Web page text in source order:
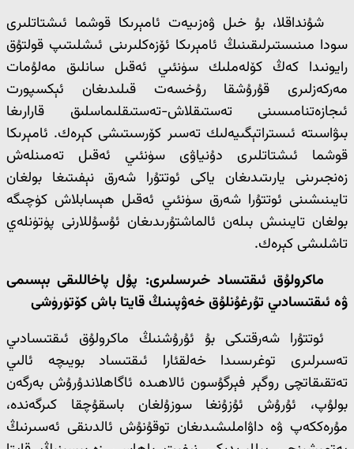
شۇنداقلا، بۇ خىل ۋەزىيەت ئامېرىكا قوشما ئىشتاتلىرى
سودا مىنىستىرلىقىنىڭ ئامېرىكا ئۆزەكلىرىنى ئىشلىتىپ قولتۇق
رايونىدا كەڭ كۆلەملىك سۈنئىي ئەقىل سانلىق مەلۇمات
مەركەزلىرى قۇرۇشقا رۇخسەت قىلىدىغان ئېكسپورت
ئىجازەتنامىسىنى تەستىقلاش-تەستىقلىماسلىق قارارىغا
بىۋاسىتە ئىستراتېگىيەلىك تەسىر كۆرسىتىشى كېرەك. ئامېرىكا
قوشما ئىشتاتلىرى دۇنياۋى سۈنئىي ئەقىل تەمىنلەش
زەنجىرىنى يارىتىدىغان ياكى ئوتتۇرا شەرق نېفىتىغا بولغان
تايىنىشىنى ئوتتۇرا شەرق سۈنئىي ئەقىل ھېسابلاش كۈچىگە
بولغان تايىنىش بىلەن ئالماشتۇرىدىغان ئۇسۇللارنى پۈتۈنلەي
تاشلىشى كېرەك.
ماكرولۇق ئىقتىساد خىرىسلىرى: پۇل پاخاللىقى بېسىمى
ۋە ئىقتىسادىي تۇرغۇنلۇق خەۋپىنىڭ قايتا باش كۆتۈرۈشى
ئوتتۇرا شەرقتىكى بۇ ئۇرۇشنىڭ ماكرولۇق ئىقتىسادىي
تەسىرلىرى توغرىسىدا خەلقئارا ئىقتىساد بويىچە ئالىي
تەتقىقاتچى روگېر فېرگۇسون ئالاھىدە ئاگاھلاندۇرۇش بەرگەن
بولۇپ، ئۇرۇش ئۇزۇنغا سوزۇلغان باسقۇچقا كىرگەندە،
مۇرەككەپ ۋە داۋاملىشىدىغان توقۇنۇش ئالدىنقى ئەسىرنىڭ